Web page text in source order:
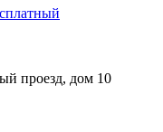
проезд, дом 10